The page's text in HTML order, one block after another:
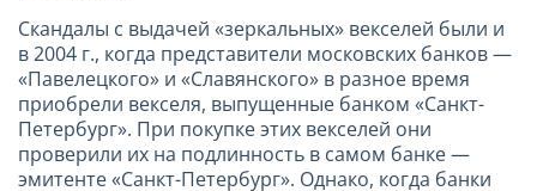
Скандалы с выдачей «зеркальных» векселей были и
в2004 г., когда представители московских банков —
«Павелецкого» и «Славянского» в разное время
приобрели векселя, выпущенные банком «Санкт-
Петербург». При покупке этих векселей они
проверили их на подлинность в самом банке —
эмитенте «Санкт-Петербург». Однако, когда банки